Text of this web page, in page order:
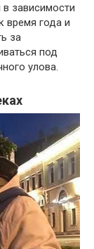
зависимости
время года и
за
под
улова.